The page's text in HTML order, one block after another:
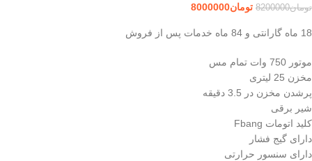
تومان8200000 تومان8000000
18 ماه گارانتی و 84 ماه خدمات پس از فروش
موتور 750 وات تمام مس
مخزن 25 لیتری
پرشدن مخزن در 3.5 دقیقه
شیر برقی
کلید اتومات Fbang
دارای گیج فشار
دارای سنسور حرارتی